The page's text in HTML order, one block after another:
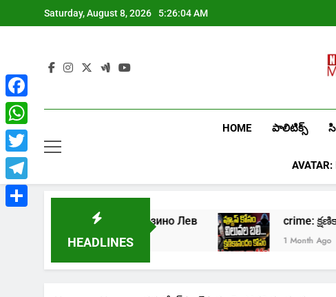
to
Saturday, August 8, 2026 5:26:05 AM
HOME పాలిటిక్స్
HEADLINES
Играть в онлайн казино Лев crime:
1 Month Ago
Facebook
WhatsApp
Twitter
Telegram